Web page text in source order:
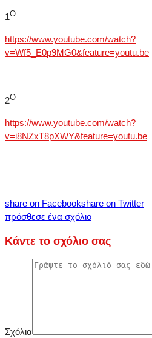
1Ο
https://www.youtube.com/watch?
v=Wf5_E0p9MG0&feature=youtu.be
2Ο
https://www.youtube.com/watch?
v=i8NZxT8pXWY&feature=youtu.be
share on Facebookshare on Twitter
πρόσθεσε ένα σχόλιο
Κάντε το σχόλιο σας
Σχόλια